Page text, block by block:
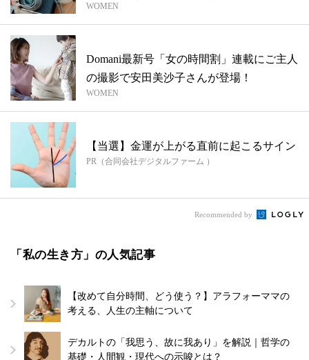
WOMEN
Domani最新号「女の時間割」連載にご主人
の撮影で安田美沙子さんが登場！
WOMEN
【当選】金運が上がる直前に起こるサイン
PR（合同会社デジタルファーム ）
Recommended by
「私の生き方」の人気記事
【改めて自分時間、どう使う？】アラフォーママの
考える、人生の主軸について
デカルトの「我思う、故に我あり」を解説｜哲学の
基礎・人間観・現代への示唆とは？